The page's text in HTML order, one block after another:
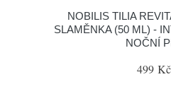
NOBILIS TILIA
SLAMĚNKA (50 ML) -
NOČNÍ
499 Kč